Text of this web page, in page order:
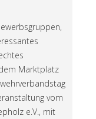
Marktplatz
vom
e.V., mit